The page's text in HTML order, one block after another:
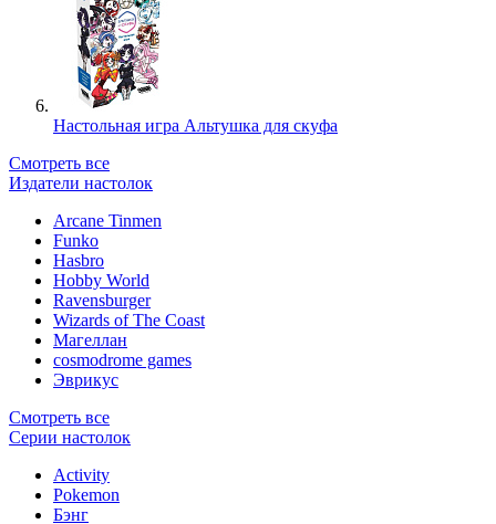
Настольная игра Альтушка для скуфа
Смотреть все
Издатели настолок
Arcane Tinmen
Funko
Hasbro
Hobby World
Ravensburger
Wizards of The Coast
Магеллан
сosmodrome games
Эврикус
Смотреть все
Серии настолок
Activity
Pokemon
Бэнг